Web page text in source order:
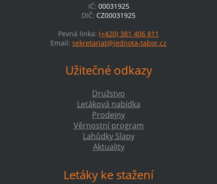
IČ: 00031925
DIČ: CZ00031925
Pevná linka: (+420) 381 406 811
Email: sekretariat@jednota-tabor.cz
Užitečné odkazy
Družstvo
Letáková nabídka
Prodejny
Věrnostní program
Lahůdky Slapy
Aktuality
Letáky ke stažení